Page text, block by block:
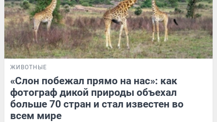
ЖИВОТНЫЕ
«Слон побежал прямо на нас»: как
фотограф дикой природы объехал
больше 70 стран и стал известен во
всем мире